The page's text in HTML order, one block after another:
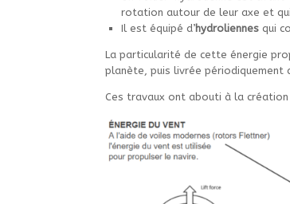
rotation autour de leur axe et
Il est équipé d’hydroliennesqui
La particularité de cette énergie
planète, puis livrée périodiquement
Ces travaux ont abouti à la